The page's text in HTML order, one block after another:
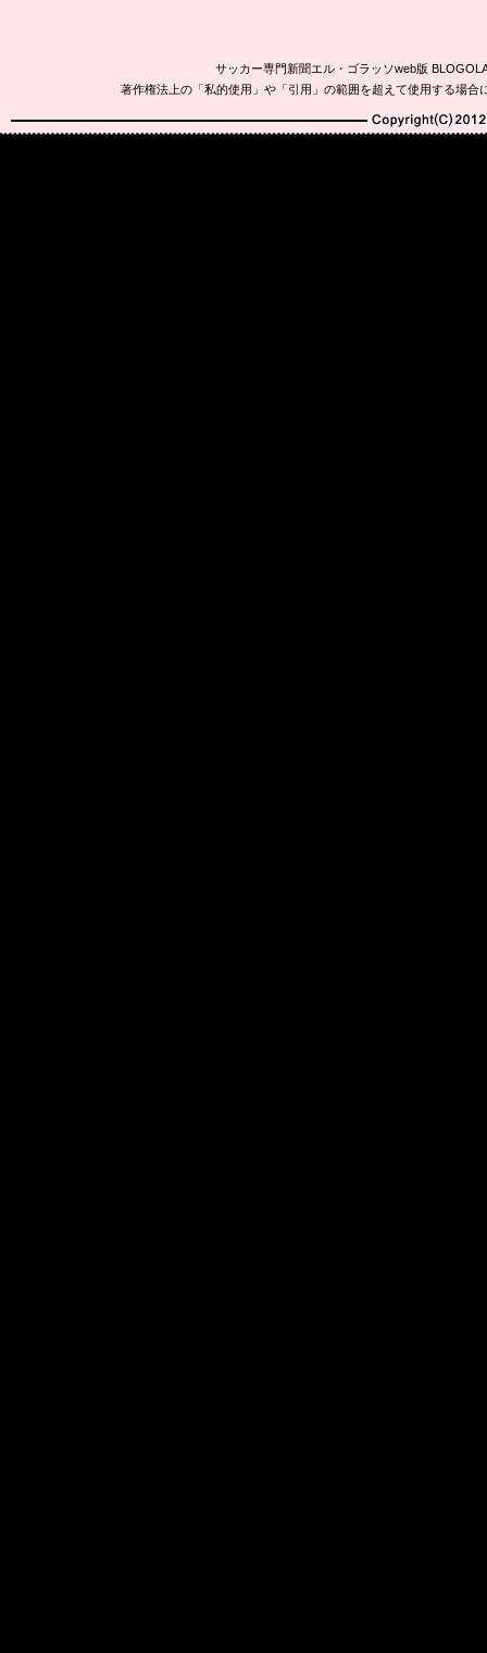
サッカー専門新聞エル・ゴラッソweb版
著作権法上の「私的使用」や「引用」の範囲を超えて使用する場
Copyright(C)2010-